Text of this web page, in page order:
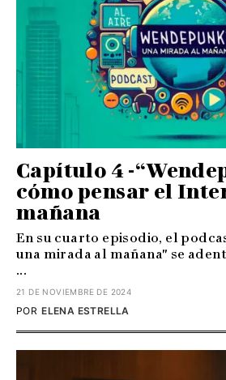
Capítulo 4 -
cómo pensar el
mañana
En su cuarto episodio, el
una mirada al mañana" se
...
21 DE NOVIEMBRE DE 2024
ELENA ESTRELLA
POR